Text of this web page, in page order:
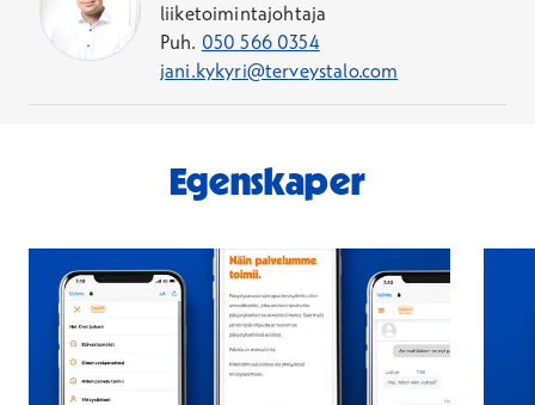
liiketoimintajohtaja
Puh. 050 566 0354
jani.kykyri@terveystalo.com
Egenskaper